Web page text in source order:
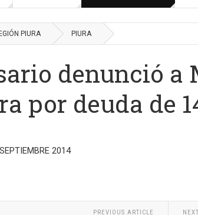
PIURA PIURA
denunció
por deuda de
2014
PREVIOUS ARTICLE